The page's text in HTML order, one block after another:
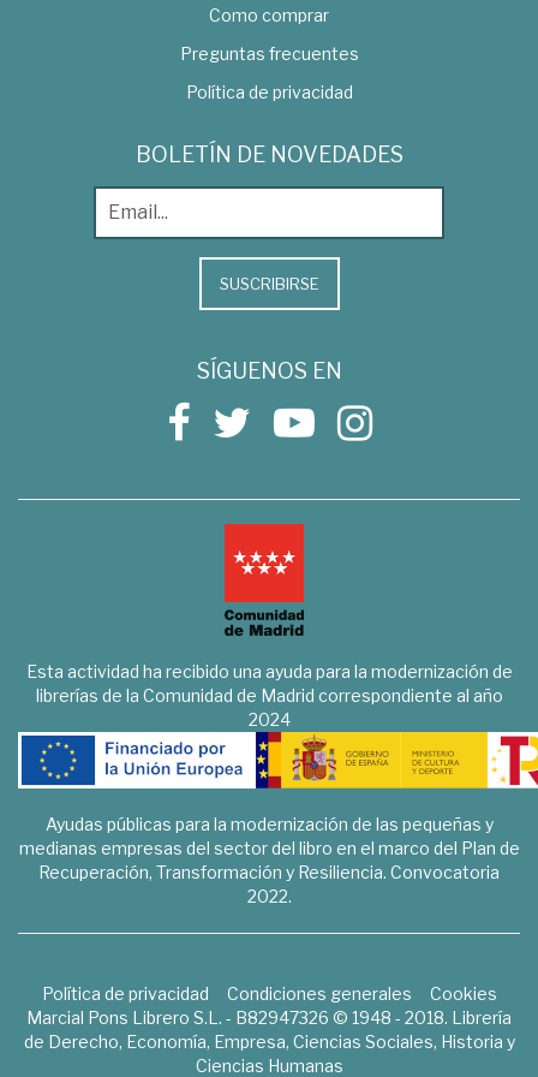
Como comprar
Preguntas frecuentes
Política de privacidad
BOLETÍN DE NOVEDADES
SUSCRIBIRSE
SÍGUENOS EN
Esta actividad ha recibido una ayuda para la modernización de
librerías de la Comunidad de Madrid correspondiente al año
2024
Ayudas públicas para la modernización de las pequeñas y
medianas empresas del sector del libro en el marco del Plan de
Recuperación, Transformación y Resiliencia. Convocatoria
2022.
Política de privacidad Condiciones generales
Cookies
Marcial Pons Librero S.L. - B82947326 © 1948 - 2018. Librería
de Derecho, Economía, Empresa, Ciencias Sociales, Historia y
Ciencias Humanas